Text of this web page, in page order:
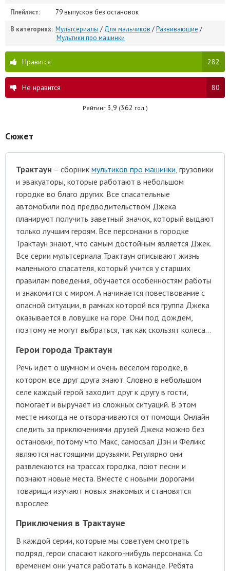
Плейлист:
79 выпусков без остановок
В категориях: Мультсериалы / Для мальчиков /Развивающие /
Мультики про машинки
Нравится 282
Не нравится 80
Рейтинг 3,9 (362 гол.)
Сюжет
Трактаун – сборник мультиков про машинки, грузовики
и эвакуаторы, которые работают в небольшом
городке во благо других. Все спасательные
автомобили под предводительством Джека
планируют получить заветный значок, который выдают
только лучшим героям. Все персонажи в городке
Трактаун знают, что самым достойным является Джек.
Все серии мультсериала Трактаун описывают жизнь
маленького спасателя, который учится у старших
правилам поведения, обучается особенностям работы
и знакомится с миром. А начинается повествование с
опасной ситуации, в рамках которой вся группа Джека
оказывается в ловушке на горе. Они под дождем,
поэтому не могут выбраться, так как скользят колеса…
Герои города Трактаун
Речь идет о шумном и очень веселом городке, в
котором все друг друга знают. Словно в небольшом
селе каждый герой заходит друг к другу в гости,
помогает и выручает из сложных ситуаций. В этом
месте никогда не отворачиваются от помощи. Онлайн
следить за приключениями друзей Джека можно без
остановки, потому что Макс, самосвал Дэн и Феликс
являются настоящими друзьями. Регулярно они
развлекаются на трассах городка, поют песни и
познают новые места. Вместе с новыми дорогами
товарищи изучают новых знакомых и становятся
взрослее.
Приключения в Трактауне
В каждой серии, которые мы советуем смотреть
подряд, герои спасают какого-нибудь персонажа. Со
временем они учатся работать в команде. Ребята